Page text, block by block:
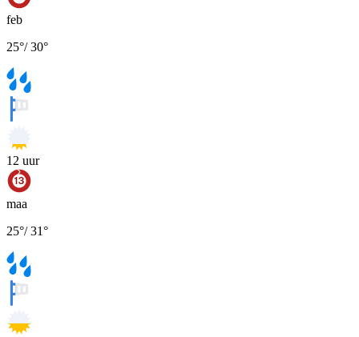
feb
25°/30°
12 uur
maa
25°/31°